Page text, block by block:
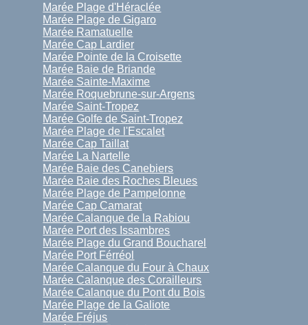
Marée Plage d'Héraclée
Marée Plage de Gigaro
Marée Ramatuelle
Marée Cap Lardier
Marée Pointe de la Croisette
Marée Baie de Briande
Marée Sainte-Maxime
Marée Roquebrune-sur-Argens
Marée Saint-Tropez
Marée Golfe de Saint-Tropez
Marée Plage de l'Escalet
Marée Cap Taillat
Marée La Nartelle
Marée Baie des Canebiers
Marée Baie des Roches Bleues
Marée Plage de Pampelonne
Marée Cap Camarat
Marée Calanque de la Rabiou
Marée Port des Issambres
Marée Plage du Grand Boucharel
Marée Port Férréol
Marée Calanque du Four à Chaux
Marée Calanque des Corailleurs
Marée Calanque du Pont du Bois
Marée Plage de la Galiote
Marée Fréjus